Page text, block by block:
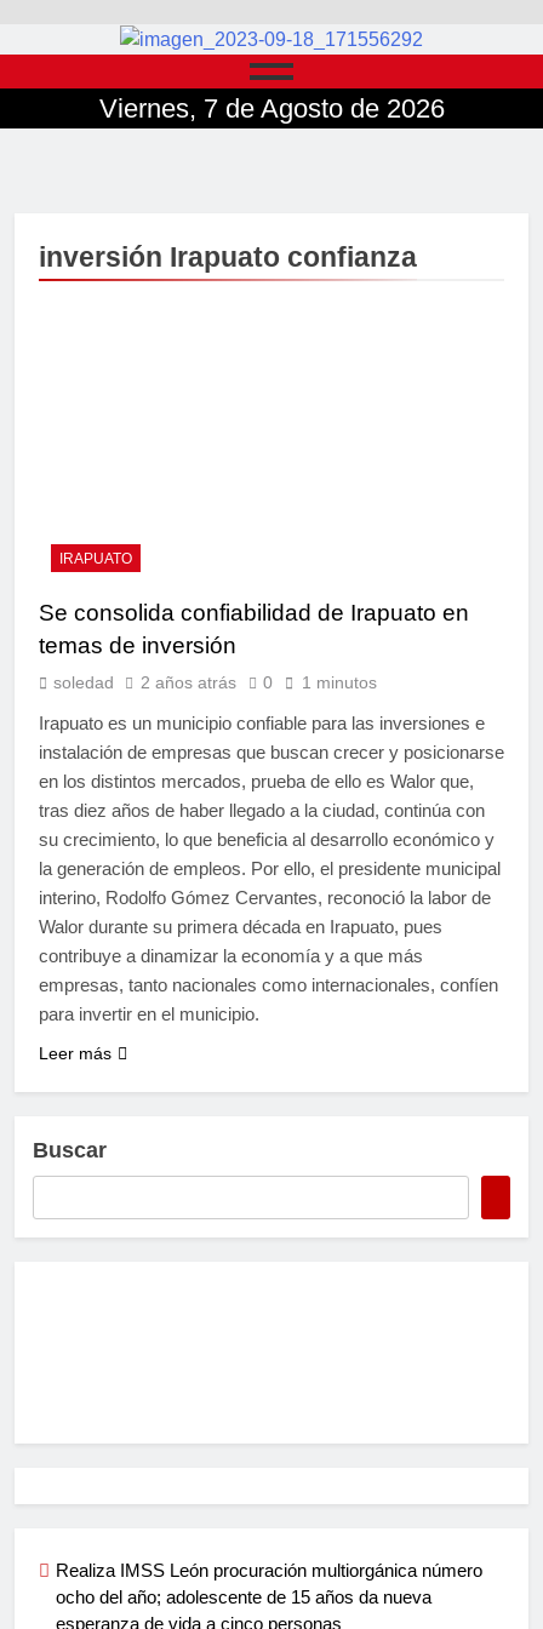
Viernes, 7 de Agosto de 2026
inversión Irapuato confianza
IRAPUATO
Se consolida confiabilidad de Irapuato en
temas de inversión
soledad 2 años atrás 0 1 minutos
Irapuato es un municipio confiable para las inversiones e
instalación de empresas que buscan crecer y posicionarse
en los distintos mercados, prueba de ello es Walor que,
tras diez años de haber llegado a la ciudad, continúa con
su crecimiento, lo que beneficia al desarrollo económico y
la generación de empleos. Por ello, el presidente municipal
interino, Rodolfo Gómez Cervantes, reconoció la labor de
Walor durante su primera década en Irapuato, pues
contribuye a dinamizar la economía y a que más
empresas, tanto nacionales como internacionales, confíen
para invertir en el municipio.
Leer más
Buscar
Realiza IMSS León procuración multiorgánica número
ocho del año; adolescente de 15 años da nueva
esperanza de vida a cinco personas